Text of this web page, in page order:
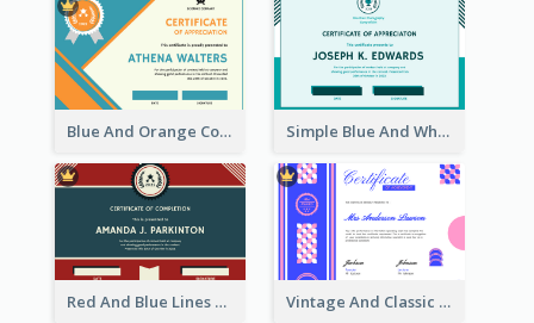
Blue And Orange Company Triangles With Badge Certificate Simple Blue And White Rectangle Certificate
Red And Blue Lines And Badge Completion Certificate Vintage And Classic Vibrant Certificate Design Ideas